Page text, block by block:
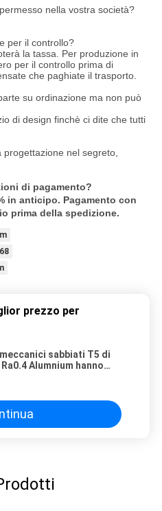
nella vostra società?
per il controllo?
la tassa. Per produzione in
per il controllo prima di
che paghiate il trasporto.
su ordinazione ma non può
di design finchè ci dite che tutti
nel segreto,
di pagamento?
in anticipo. Pagamento con
prima della spedizione.
prezzo per
sabbiati T5 di
Alumnium hanno